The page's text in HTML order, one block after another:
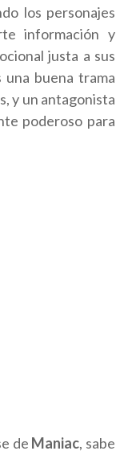
los personajes
información y
justa a sus
una buena trama
y un antagonista
poderoso para
de Maniac, sabe